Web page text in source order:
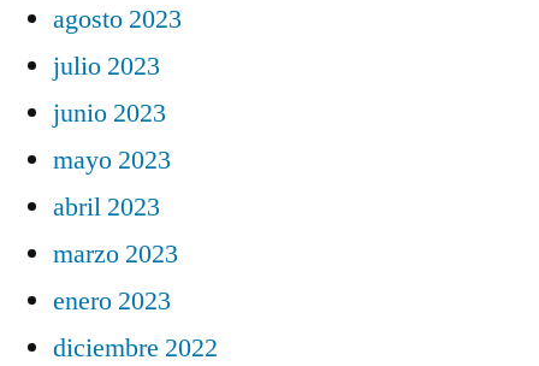
agosto 2023
julio 2023
junio 2023
mayo 2023
abril 2023
marzo 2023
enero 2023
diciembre 2022